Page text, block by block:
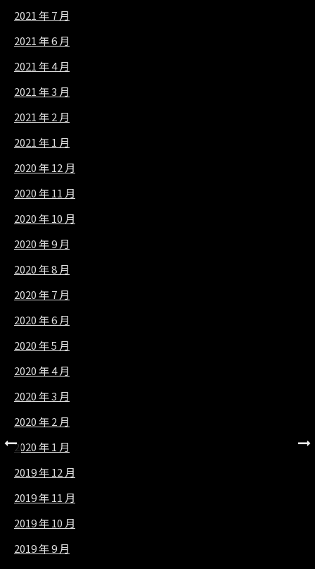
2021 年 7 月
2021 年 6 月
2021 年 4 月
2021 年 3 月
2021 年 2 月
2021 年 1 月
2020 年 12 月
2020 年 11 月
2020 年 10 月
2020 年 9 月
2020 年 8 月
2020 年 7 月
2020 年 6 月
2020 年 5 月
2020 年 4 月
2020 年 3 月
2020 年 2 月
2020 年 1 月
2019 年 12 月
2019 年 11 月
2019 年 10 月
2019 年 9 月